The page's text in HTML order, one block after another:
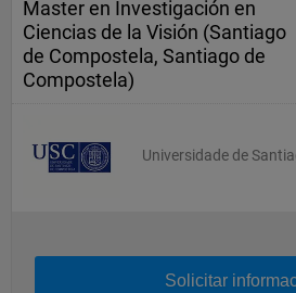
Master en Investigación en
Ciencias de la Visión (Santiago
de Compostela, Santiago de
Compostela)
Universidade de
Solicitar